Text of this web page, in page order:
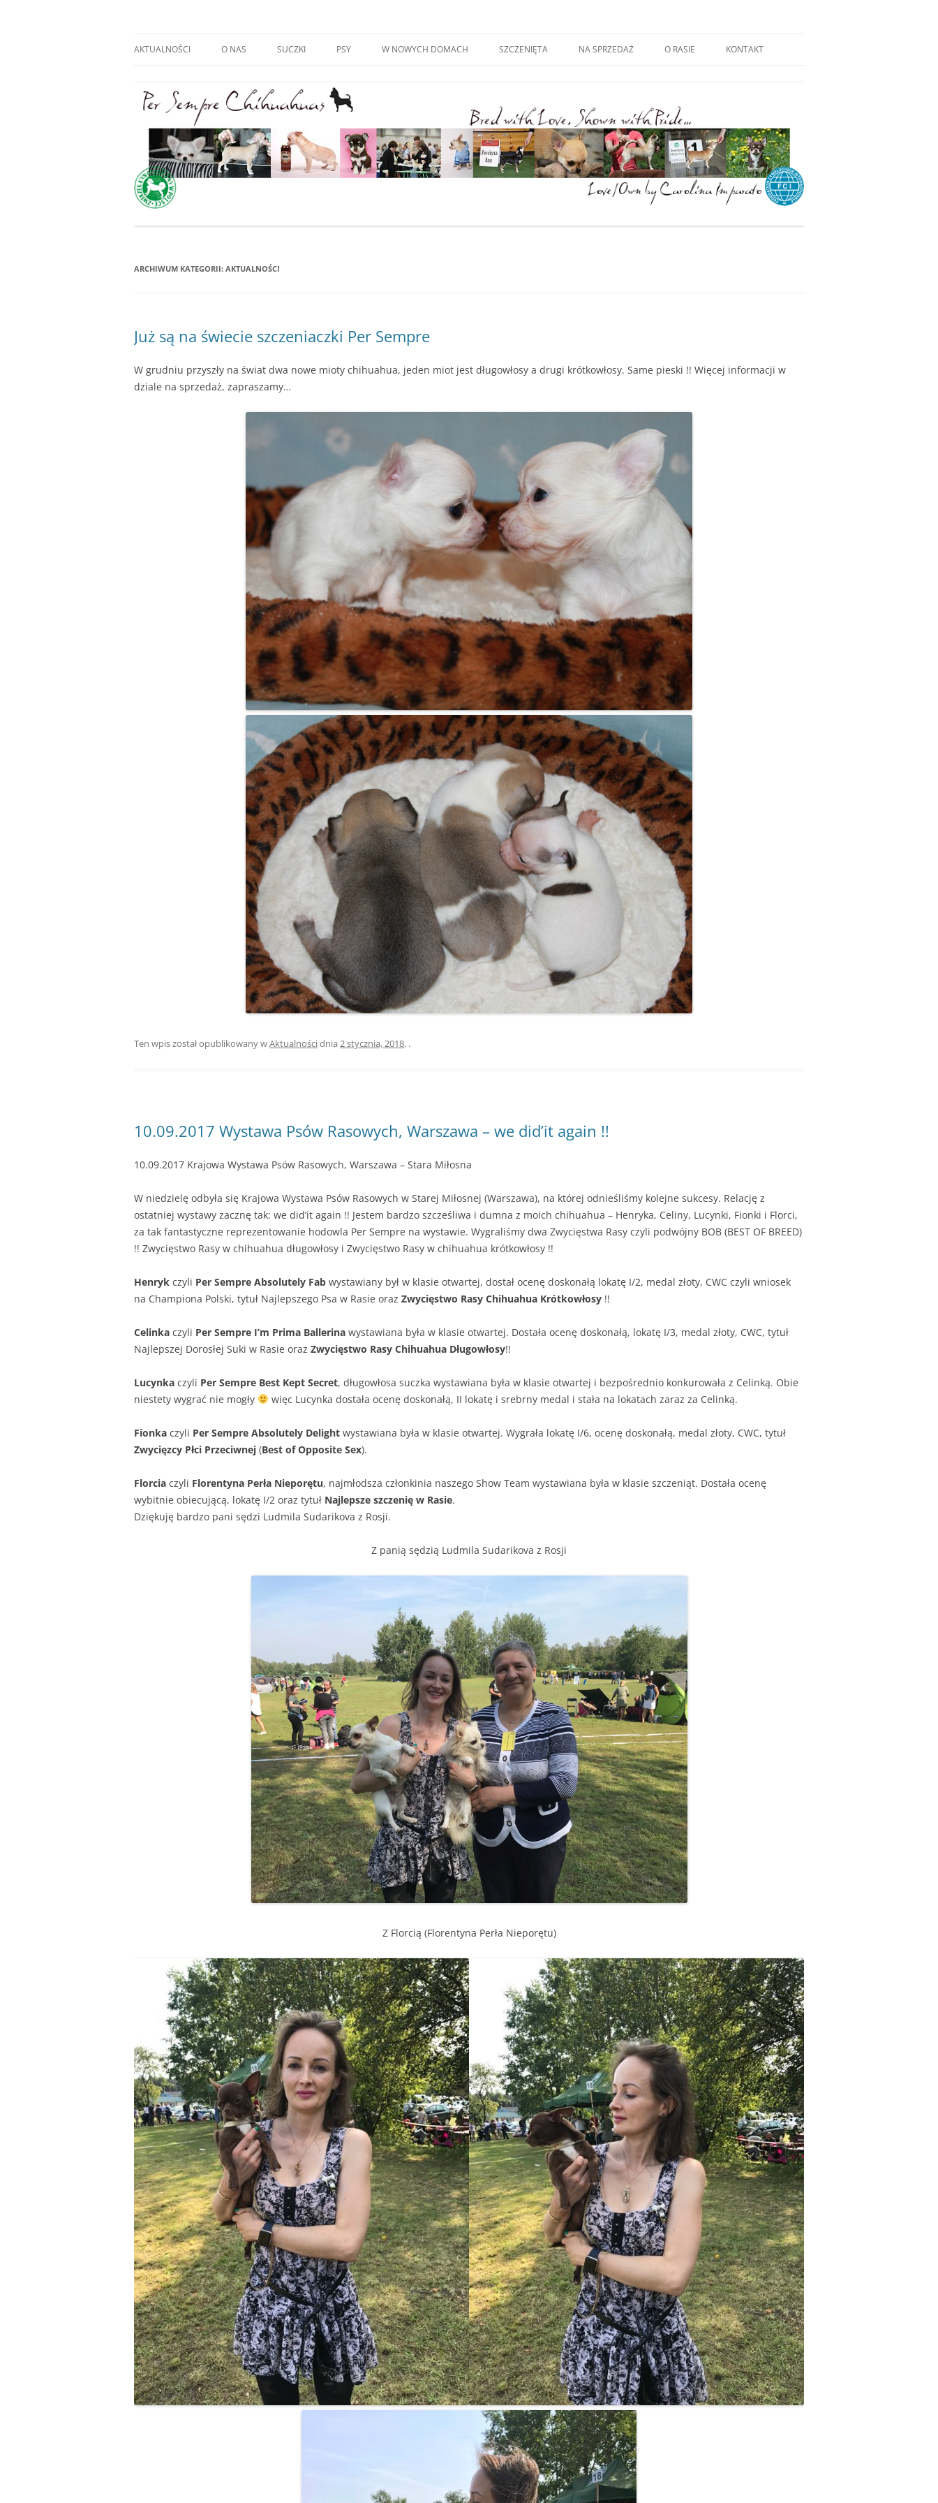
AKTUALNOŚCI O NAS SUCZKI PSY W NOWYCH DOMACH SZCZENIĘTA NA SPRZEDAŻ O RASIE KONTAKT
ARCHIWUM KATEGORII: AKTUALNOŚCI
Już są na świecie szczeniaczki Per Sempre
W grudniu przyszły na świat dwa nowe mioty chihuahua, jeden miot jest długowłosy a drugi krótkowłosy. Same pieski !! Więcej informacji w
dziale na sprzedaż, zapraszamy…
Ten wpis został opublikowany wAktualnościdnia 2 stycznia, 2018, .
10.09.2017 Wystawa Psów Rasowych, Warszawa – we did’it again !!
10.09.2017 Krajowa Wystawa Psów Rasowych, Warszawa – Stara Miłosna
W niedzielę odbyła się Krajowa Wystawa Psów Rasowych w Starej Miłosnej (Warszawa), na której odnieśliśmy kolejne sukcesy. Relację z
ostatniej wystawy zacznę tak: we did’it again !! Jestem bardzo szcześliwa i dumna z moich chihuahua – Henryka, Celiny, Lucynki, Fionki i Florci,
za tak fantastyczne reprezentowanie hodowla Per Sempre na wystawie. Wygraliśmy dwa Zwycięstwa Rasy czyli podwójny BOB (BEST OF BREED)
!! Zwycięstwo Rasy w chihuahua długowłosy i Zwycięstwo Rasy w chihuahua krótkowłosy !!
Henryk czyli Per Sempre Absolutely Fab wystawiany był w klasie otwartej, dostał ocenę doskonałą lokatę I/2, medal złoty, CWC czyli wniosek
na Championa Polski, tytuł Najlepszego Psa w Rasie oraz Zwycięstwo Rasy Chihuahua Krótkowłosy !!
Celinka czyli Per Sempre I’m Prima Ballerina wystawiana była w klasie otwartej. Dostała ocenę doskonałą, lokatę I/3, medal złoty, CWC, tytuł
Najlepszej Dorosłej Suki w Rasie oraz Zwycięstwo Rasy Chihuahua Długowłosy!!
Lucynka czyli Per Sempre Best Kept Secret, długowłosa suczka wystawiana była w klasie otwartej i bezpośrednio konkurowała z Celinką. Obie
niestety wygrać nie mogły
więc Lucynka dostała ocenę doskonałą, II lokatę i srebrny medal i stała na lokatach zaraz za Celinką.
Fionka czyli Per Sempre Absolutely Delight wystawiana była w klasie otwartej. Wygrała lokatę I/6, ocenę doskonałą, medal złoty, CWC, tytuł
Zwycięzcy Płci Przeciwnej (Best of Opposite Sex).
Florcia czyli Florentyna Perła Nieporętu, najmłodsza członkinia naszego Show Team wystawiana była w klasie szczeniąt. Dostała ocenę
wybitnie obiecującą, lokatę I/2 oraz tytuł Najlepsze szczenię w Rasie.
Dziękuję bardzo pani sędzi Ludmila Sudarikova z Rosji.
Z panią sędzią Ludmila Sudarikova z Rosji
Z Florcią (Florentyna Perła Nieporętu)